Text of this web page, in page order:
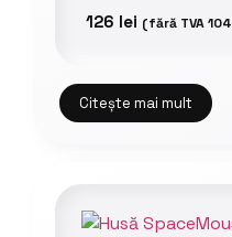
126 lei (fără TVA104
Citește mai mult